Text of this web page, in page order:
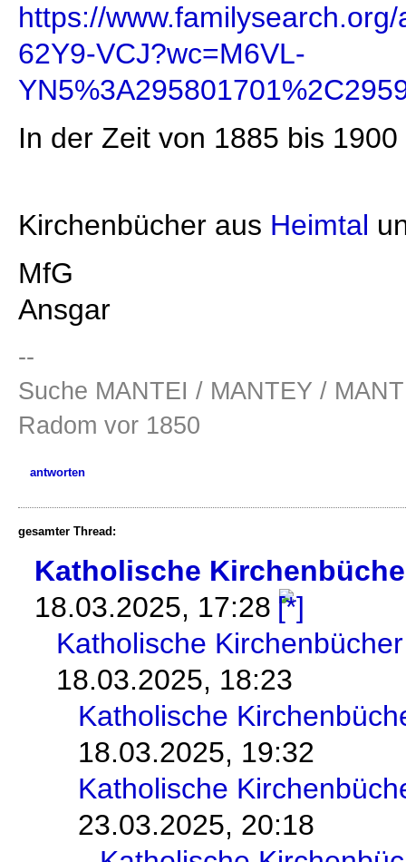
https://
62Y9-VCJ?wc=M6VL-
In der Zeit von 1885 bis
Kirchenbücher aus Heimtal
MfG
Ansgar
--
Suche MANTEI / MANTEY /
Radom vor 1850
antworten
gesamter Thread:
Katholische
18.03.2025, 17:28
Katholische
18.03.2025, 18:23
Katholische
18.03.2025, 19:32
Katholische
23.03.2025, 20:18